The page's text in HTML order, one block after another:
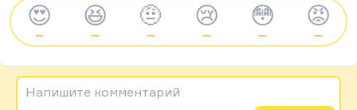
😍
—
😆
—
🤨
—
😢
—
😳
—
😡
—
Напишите комментарий